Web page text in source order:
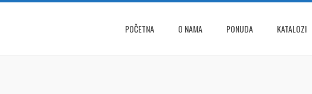
POČETNA O NAMA PONUDA KATALOZI